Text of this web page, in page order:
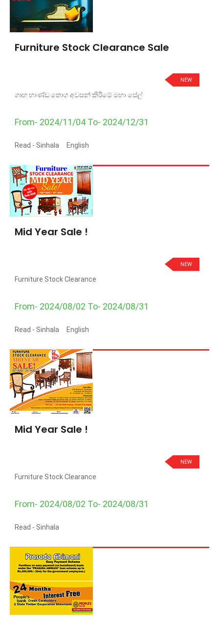
Furniture Stock Clearance Sale
NEW
ගෘහ භාණ්ඩ තොග අවසන් කිරීමේ මහා සේල්
From- 2024/11/04 To- 2024/12/31
Read - Sinhala English
Mid Year Sale !
NEW
Furniture Stock Clearance
From- 2024/08/02 To- 2024/08/31
Read - Sinhala English
Mid Year Sale !
NEW
Furniture Stock Clearance
From- 2024/08/02 To- 2024/08/31
Read - Sinhala